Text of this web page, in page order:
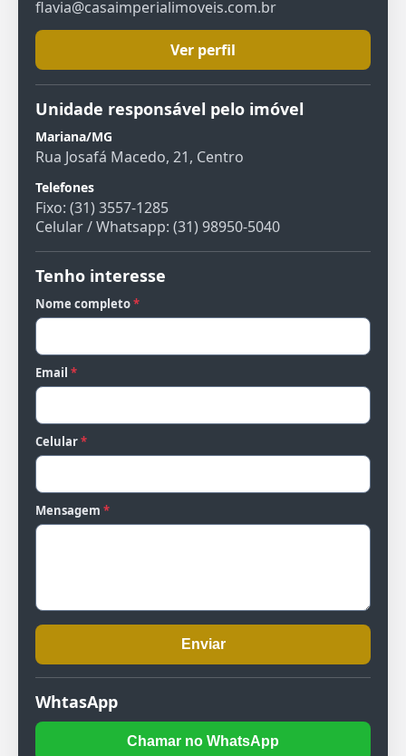
flavia@casaimperialimoveis.com.br
Ver perfil
Unidade responsável pelo imóvel
Mariana/MG
Rua Josafá Macedo, 21, Centro
Telefones
Fixo: (31) 3557-1285
Celular / Whatsapp: (31) 98950-5040
Tenho interesse
Nome completo*
Email *
Celular*
Mensagem *
Enviar
WhtasApp
Chamar no WhatsApp